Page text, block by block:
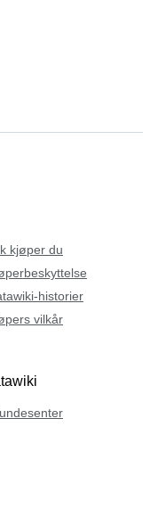
kjøper du
historier
vilkår